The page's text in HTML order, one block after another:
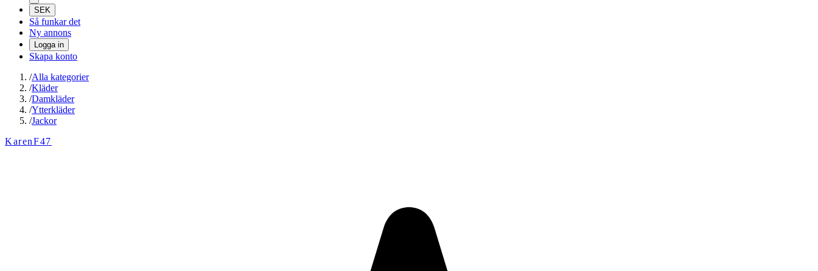
SEK
Så funkar det
Ny annons
Logga in
Skapa konto
/Alla kategorier
/Kläder
/Damkläder
/Ytterkläder
/Jackor
KarenF47